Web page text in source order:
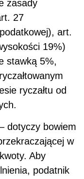
zasady
27
art.
19%)
stawką 5%,
ryczałtu od
dotyczy bowiem
w
Aby
podatnik